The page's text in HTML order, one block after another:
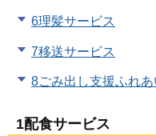
6理髪サービス
7移送サービス
8ごみ出し支援ふれ
1配食サービス